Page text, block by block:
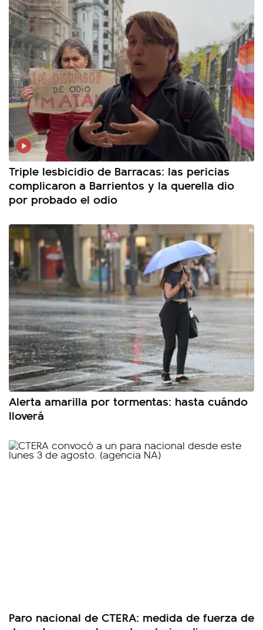
Triple lesbicidio de Barracas: las pericias
complicaron a Barrientos y la querella dio
por probado el odio
Alerta amarilla por tormentas: hasta cuándo
lloverá
Paro nacional de CTERA: medida de fuerza de